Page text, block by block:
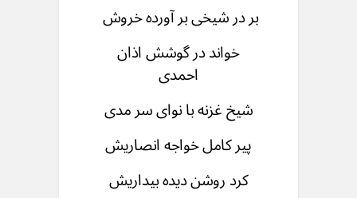
بر در شیخی بر آورده خروش
خواند در گوشش اذان
احمدی
شیخ غزنه با نوای سر مدی
پیر کامل خواجه انصاریش
کرد روشن دیده بیداریش